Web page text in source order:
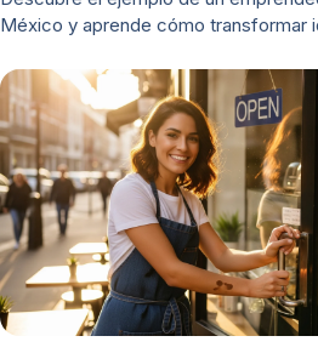
México y aprende cómo transformar